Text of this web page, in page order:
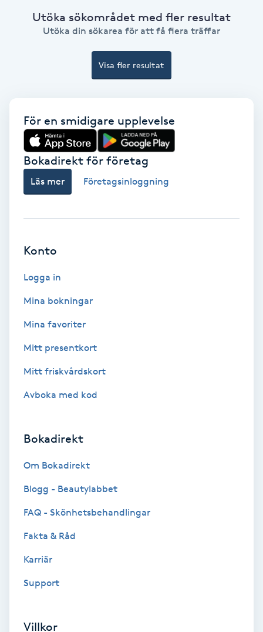
Gellack med förstärkning
Gruppträning
Gua Sha-massage
Hatha Yoga
Headspa
Healing
HIFU
Hot yoga
Huduppstramning
Hyaluronsyra
Utöka sökområdet med fler resultat
Utöka din sökarea för att få flera träffar
Visa fler resultat
För en smidigare upplevelse
Bokadirekt för företag
Läs mer Företagsinloggning
Konto
Logga in
Mina bokningar
Mina favoriter
Mitt presentkort
Mitt friskvårdskort
Avboka med kod
Bokadirekt
Om Bokadirekt
Blogg - Beautylabbet
FAQ - Skönhetsbehandlingar
Fakta & Råd
Karriär
Support
Villkor